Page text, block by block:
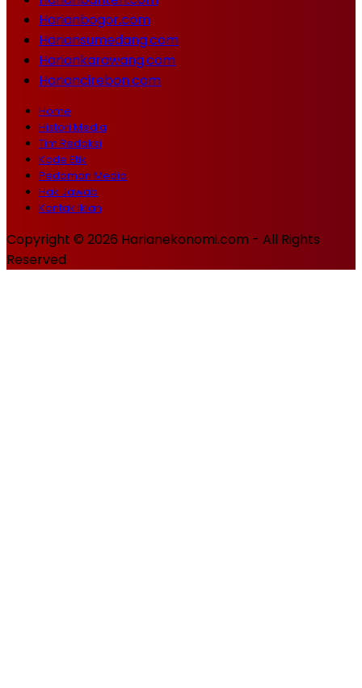
Harianbogor.com
Hariansumedang.com
Hariankarawang.com
Hariancirebon.com
Home
Histori Media
Tim Redaksi
Kode Etik
Pedoman Media
Hak Jawab
Kontak Iklan
Copyright © 2026 Harianekonomi.com - All Rights
Reserved